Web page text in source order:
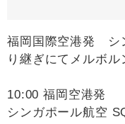
福岡国際空港発 シ
り継ぎにてメルボル
10:00 福岡空港発
シンガポール航空